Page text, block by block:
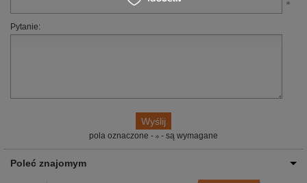
Pytanie:
pola oznaczone - - są wymagane
Poleć znajomym